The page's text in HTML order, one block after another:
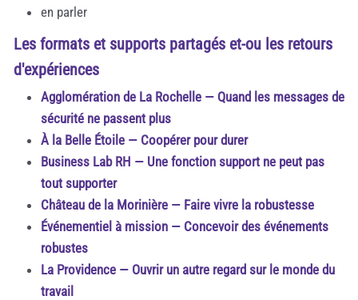
en parler
Les formats et supports partagés et-ou les retours
d'expériences
Agglomération de La Rochelle — Quand les messages de
sécurité ne passent plus
À la Belle Étoile — Coopérer pour durer
Business Lab RH — Une fonction support ne peut pas
tout supporter
Château de la Morinière — Faire vivre la robustesse
Événementiel à mission — Concevoir des événements
robustes
La Providence — Ouvrir un autre regard sur le monde du
travail